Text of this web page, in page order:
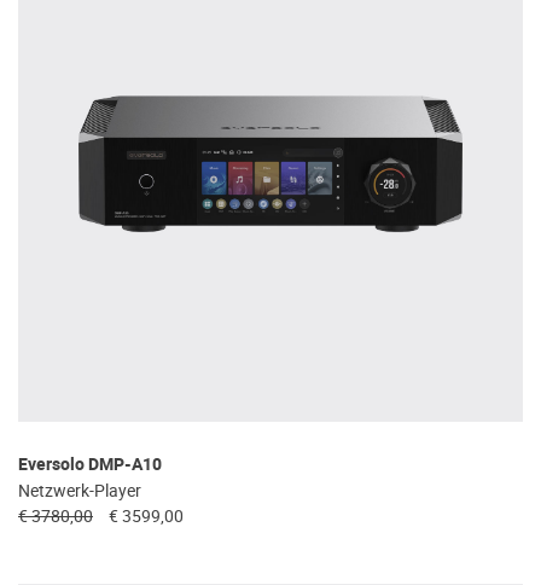
Eversolo DMP-A10
Netzwerk-Player
€ 3780,00
€ 3599,00